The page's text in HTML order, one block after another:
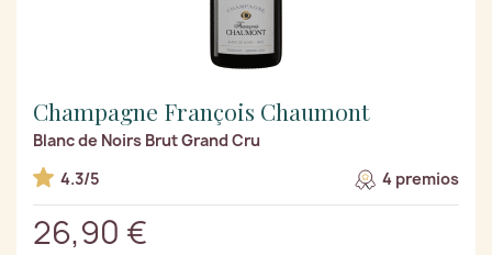
Champagne François Chaumont
Blanc de Noirs Brut Grand Cru
4.3/5
4 premios
26,90 €